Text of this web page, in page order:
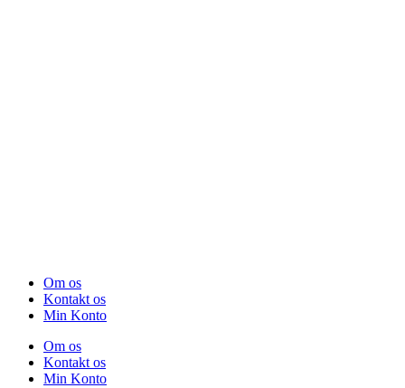
Om os
Kontakt os
Min Konto
Om os
Kontakt os
Min Konto